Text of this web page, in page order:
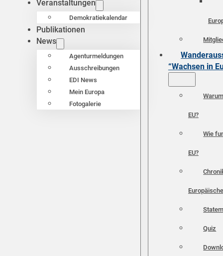
Veranstaltungen
Demokratiekalendar
Publikationen
News
Agenturmeldungen
Ausschreibungen
EDI News
Mein Europa
Fotogalerie
“Wachsen in
EU?
Wie
EU?
Quiz